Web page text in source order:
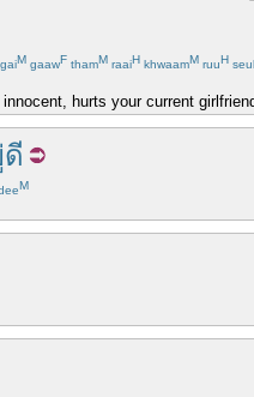
M gaawF thamM raaiH khwaamM ruuH
hurts your current
M